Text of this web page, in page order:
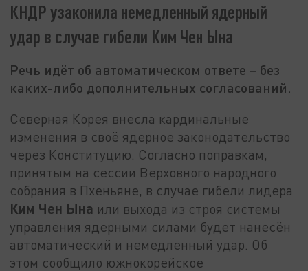
КНДР узаконила немедленный ядерный
удар в случае гибели Ким Чен Ына
Речь идёт об автоматическом ответе – без
каких-либо дополнительных согласований.
Северная Корея внесла кардинальные
изменения в своё ядерное законодательство
через Конституцию. Согласно поправкам,
принятым на сессии Верховного народного
собрания в Пхеньяне, в случае гибели лидера
Ким Чен Ына или выхода из строя системы
управления ядерными силами будет нанесён
автоматический и немедленный удар. Об
этом сообщило южнокорейское